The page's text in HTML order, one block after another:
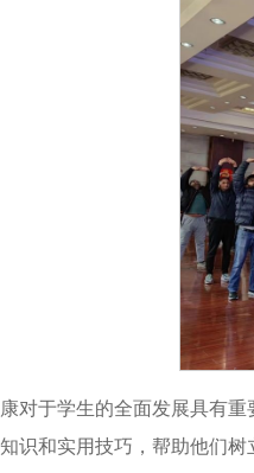
对于学生的全面发展具有
识和实用技巧，帮助他们树